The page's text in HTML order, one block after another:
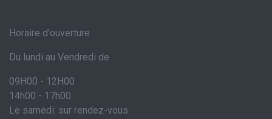
Horaire d'ouverture
Du lundi au Vendredi de
09H00 - 12H00
14h00 - 17h00
Le samedi: sur rendez-vous